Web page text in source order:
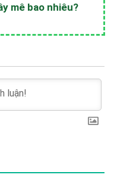
mê bao nhiêu?